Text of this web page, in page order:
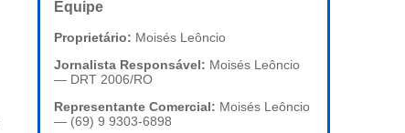
Equipe
Proprietário: Moisés Leôncio
Jornalista Responsável: Moisés Leôncio
— DRT 2006/RO
Representante Comercial: Moisés Leôncio
— (69) 9 9303-6898